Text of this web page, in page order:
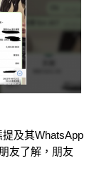
及其WhatsApp
友了解，朋友